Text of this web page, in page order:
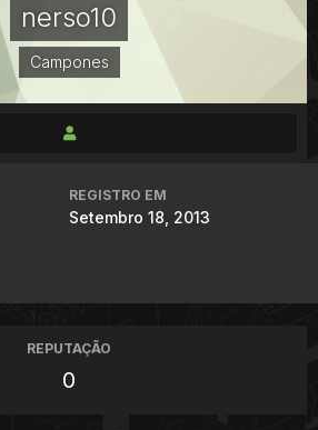
nerso10
Campones
REGISTRO EM
Setembro 18, 2013
REPUTAÇÃO
0